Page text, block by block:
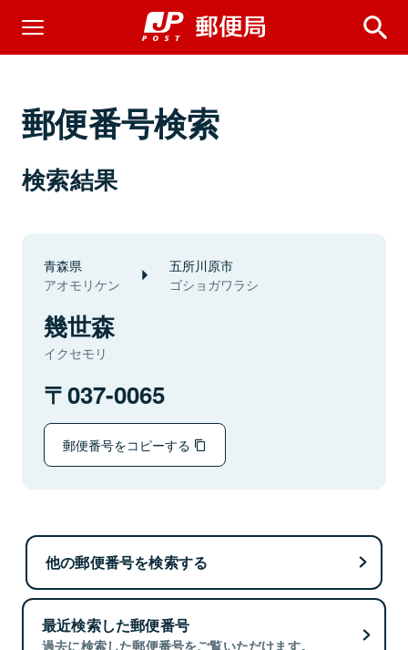
郵便番号検索
検索結果
青森県
アオモリケン
五所川原市
ゴショガワラシ
幾世森
イクセモリ
037-0065
郵便番号をコピーする
他の郵便番号を検索する
最近検索した郵便番号
過去に検索した郵便番号をご覧いただけます。